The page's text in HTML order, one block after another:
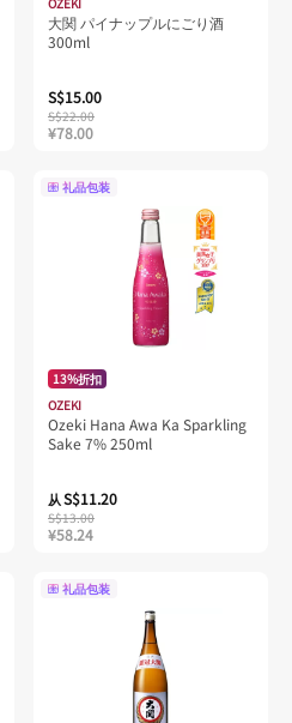
大関 パイナップルにごり酒
300ml
S$15.00
S$22.00
¥78.00
礼品包装
13%折扣
OZEKI
Ozeki Hana Awa Ka Sparkling
Sake 7% 250ml
从S$11.20
S$13.00
¥58.24
礼品包装